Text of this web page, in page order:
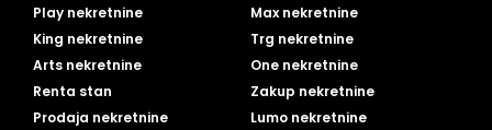
Play nekretnine
Max nekretnine
King nekretnine
Trg nekretnine
Arts nekretnine
One nekretnine
Renta stan
Zakup nekretnine
Prodaja nekretnine
Lumo nekretnine